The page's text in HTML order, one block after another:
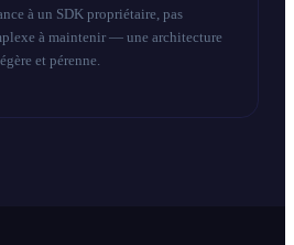
à un SDK propriétaire, pas
à maintenir — une architecture
et pérenne.